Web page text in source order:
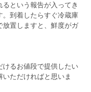
という報告が入ってき
。到着したらすぐ冷蔵庫
放置しますと、鮮度がガ
けるお値段で提供したい
ただければと思いま